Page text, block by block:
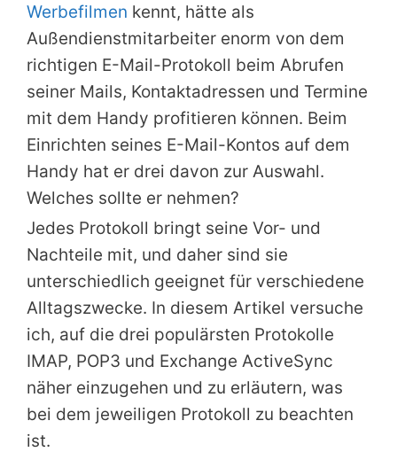
Werbefilmen kennt, hätte als
Außendienstmitarbeiter enorm von dem
richtigen E-Mail-Protokoll beim Abrufen
seiner Mails, Kontaktadressen und Termine
mit dem Handy profitieren können. Beim
Einrichten seines E-Mail-Kontos auf dem
Handy hat er drei davon zur Auswahl.
Welches sollte er nehmen?
Jedes Protokoll bringt seine Vor- und
Nachteile mit, und daher sind sie
unterschiedlich geeignet für verschiedene
Alltagszwecke. In diesem Artikel versuche
ich, auf die drei populärsten Protokolle
IMAP, POP3 und Exchange ActiveSync
näher einzugehen und zu erläutern, was
bei dem jeweiligen Protokoll zu beachten
ist.